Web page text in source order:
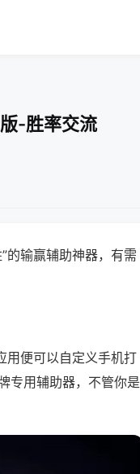
-胜率交流
的输赢辅助神器，有需
用便可以自定义手机打
专用辅助器，不管你是